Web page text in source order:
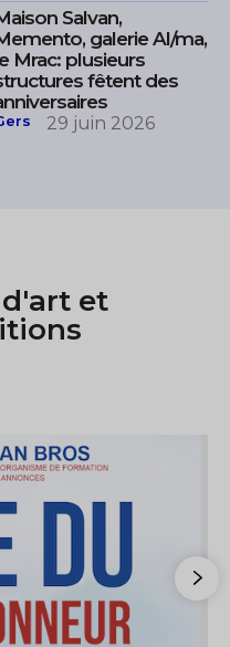
Salvan,
galerie Al/ma,
Mrac: plusieurs
fêtent des
29 juin 2026
et